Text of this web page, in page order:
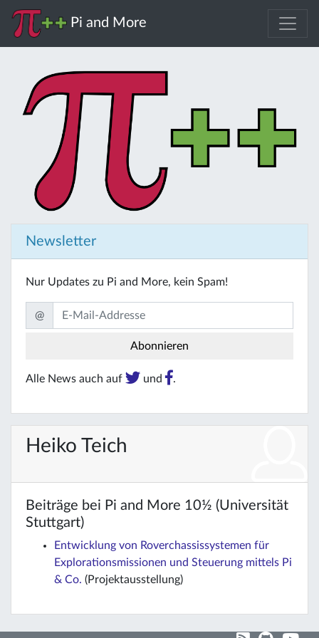
Pi and More
Newsletter
Nur Updates zu Pi and More, kein Spam!
@
Alle News auch auf und .
Heiko Teich
Beiträge bei Pi and More 10½ (Universität
Stuttgart)
Entwicklung von Roverchassissystemen für
Explorationsmissionen und Steuerung mittels Pi
& Co. (Projektausstellung)